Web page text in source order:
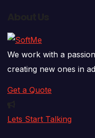
We work with a
creating new ones in
Get a Quote
Lets Start Talking